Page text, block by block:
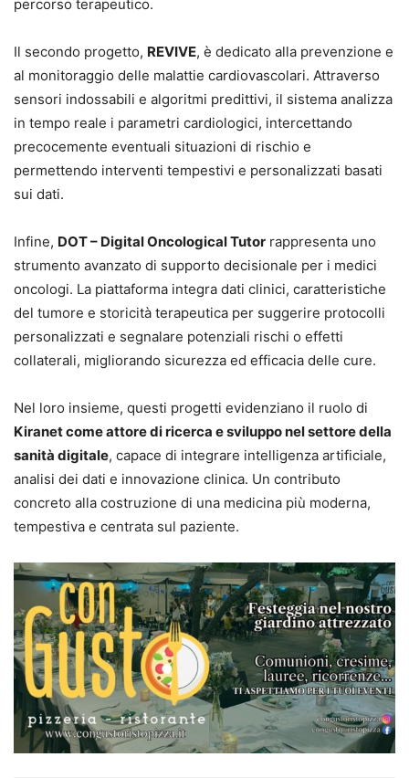
percorso terapeutico.
Il secondo progetto, REVIVE, è dedicato alla prevenzione e
al monitoraggio delle malattie cardiovascolari. Attraverso
sensori indossabili e algoritmi predittivi, il sistema analizza
in tempo reale i parametri cardiologici, intercettando
precocemente eventuali situazioni di rischio e
permettendo interventi tempestivi e personalizzati basati
sui dati.
Infine, DOT – Digital Oncological Tutor rappresenta uno
strumento avanzato di supporto decisionale per i medici
oncologi. La piattaforma integra dati clinici, caratteristiche
del tumore e storicità terapeutica per suggerire protocolli
personalizzati e segnalare potenziali rischi o effetti
collaterali, migliorando sicurezza ed efficacia delle cure.
Nel loro insieme, questi progetti evidenziano il ruolo di
Kiranet come attore di ricerca e sviluppo nel settore della
sanità digitale, capace di integrare intelligenza artificiale,
analisi dei dati e innovazione clinica. Un contributo
concreto alla costruzione di una medicina più moderna,
tempestiva e centrata sul paziente.